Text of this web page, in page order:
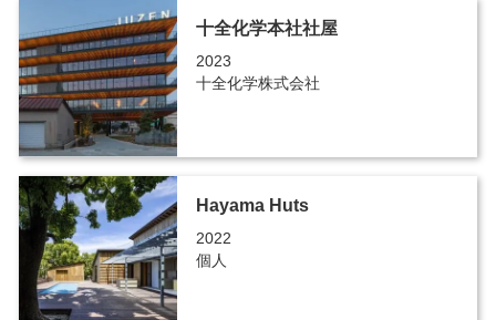
十全化学本社社屋
2023
十全化学株式会社
Hayama Huts
2022
個人